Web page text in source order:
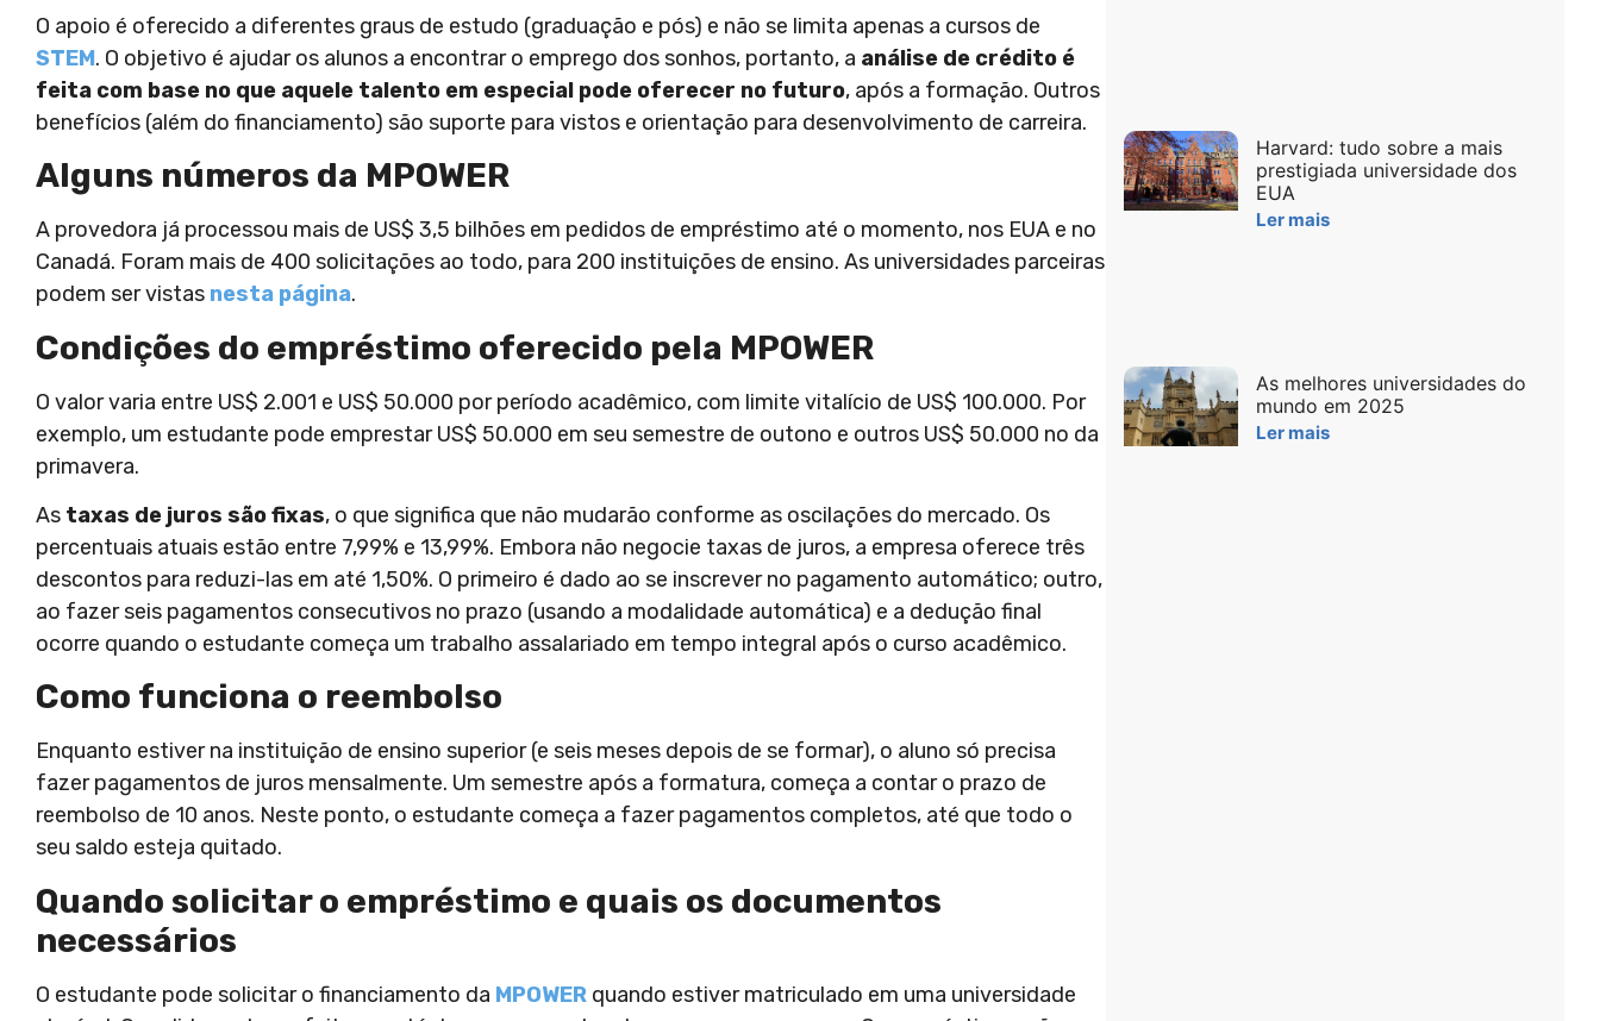
O apoio é oferecido a diferentes graus de estudo (graduação e pós) e não se limita apenas a cursos de
STEM. O objetivo é ajudar os alunos a encontrar o emprego dos sonhos, portanto, a análise de crédito é
feita com base no que aquele talento em especial pode oferecer no futuro, após a formação. Outros
benefícios (além do financiamento) são suporte para vistos e orientação para desenvolvimento de carreira.
Alguns números da MPOWER
A provedora já processou mais de US$ 3,5 bilhões em pedidos de empréstimo até o momento, nos EUA e no
Canadá. Foram mais de 400 solicitações ao todo, para 200 instituições de ensino. As universidades parceiras
podem ser vistas nesta página.
Condições do empréstimo oferecido pela MPOWER
O valor varia entre US$ 2.001 e US$ 50.000 por período acadêmico, com limite vitalício de US$ 100.000. Por
exemplo, um estudante pode emprestar US$ 50.000 em seu semestre de outono e outros US$ 50.000 no da
primavera.
As taxas de juros são fixas, o que significa que não mudarão conforme as oscilações do mercado. Os
percentuais atuais estão entre 7,99% e 13,99%. Embora não negocie taxas de juros, a empresa oferece três
descontos para reduzi-las em até 1,50%. O primeiro é dado ao se inscrever no pagamento automático; outro,
ao fazer seis pagamentos consecutivos no prazo (usando a modalidade automática) e a dedução final
ocorre quando o estudante começa um trabalho assalariado em tempo integral após o curso acadêmico.
Como funciona o reembolso
Enquanto estiver na instituição de ensino superior (e seis meses depois de se formar), o aluno só precisa
fazer pagamentos de juros mensalmente. Um semestre após a formatura, começa a contar o prazo de
reembolso de 10 anos. Neste ponto, o estudante começa a fazer pagamentos completos, até que todo o
seu saldo esteja quitado.
Quando solicitar o empréstimo e quais os documentos
necessários
O estudante pode solicitar o financiamento da MPOWER quando estiver matriculado em uma universidade
Harvard: tudo sobre a mais
prestigiada universidade dos
EUA
Ler mais
As melhores universidades do
mundo em 2025
Ler mais